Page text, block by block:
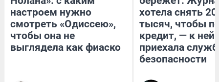
настроем нужно
смотреть «Одиссею»,
чтобы она не
выглядела как фиаско
хотела снять
тысяч, чтобы
кредит, — к
приехала
безопасности